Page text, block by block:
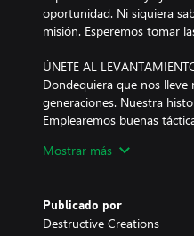
oportunidad. Ni siquiera
misión. Esperemos tomar
ÚNETE AL
Dondequiera que nos
generaciones. Nuestra
Emplearemos buenas
UTILIZAR LA FUERZA BRUTA
APROVECHA EL ENTORNO
Mostrar más
Publicado por
Destructive Creations